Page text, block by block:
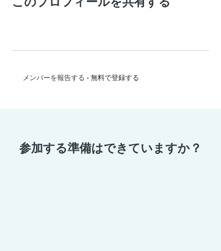
メンバーを報告する • 無料で登録する
参加する準備はできていますか？